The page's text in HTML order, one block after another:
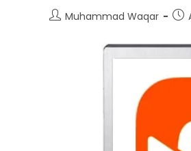
Muhammad Waqar